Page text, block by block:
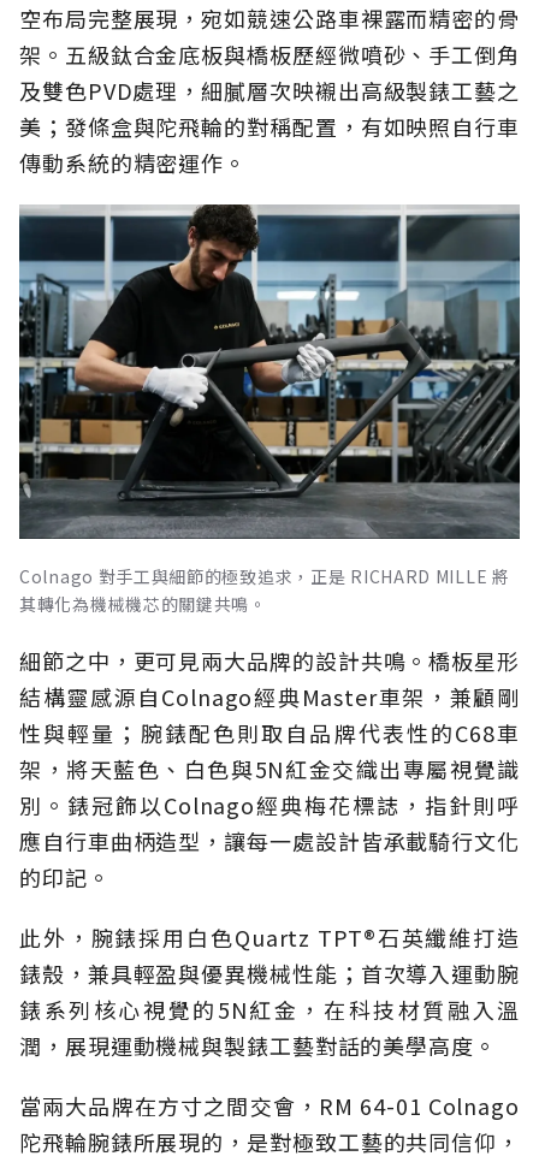
空布局完整展現，宛如競速公路車裸露而精密的骨
架。五級鈦合金底板與橋板歷經微噴砂、手工倒角
及雙色PVD處理，細膩層次映襯出高級製錶工藝之
美；發條盒與陀飛輪的對稱配置，有如映照自行車
傳動系統的精密運作。
Colnago 對手工與細節的極致追求，正是 RICHARD MILLE 將
其轉化為機械機芯的關鍵共鳴。
細節之中，更可見兩大品牌的設計共鳴。橋板星形
結構靈感源自Colnago經典Master車架，兼顧剛
性與輕量；腕錶配色則取自品牌代表性的C68車
架，將天藍色、白色與5N紅金交織出專屬視覺識
別。錶冠飾以Colnago經典梅花標誌，指針則呼
應自行車曲柄造型，讓每一處設計皆承載騎行文化
的印記。
此外，腕錶採用白色Quartz TPT®石英纖維打造
錶殼，兼具輕盈與優異機械性能；首次導入運動腕
錶系列核心視覺的5N紅金，在科技材質融入溫
潤，展現運動機械與製錶工藝對話的美學高度。
當兩大品牌在方寸之間交會，RM 64-01 Colnago
陀飛輪腕錶所展現的，是對極致工藝的共同信仰，